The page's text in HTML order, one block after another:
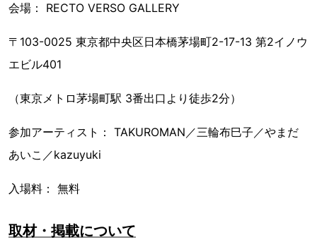
会場： RECTO VERSO GALLERY
〒103-0025 東京都中央区日本橋茅場町2-17-13 第2イノウ
エビル401
（東京メトロ茅場町駅 3番出口より徒歩2分）
参加アーティスト： TAKUROMAN／三輪布巳子／やまだ
あいこ／kazuyuki
入場料： 無料
取材・掲載について